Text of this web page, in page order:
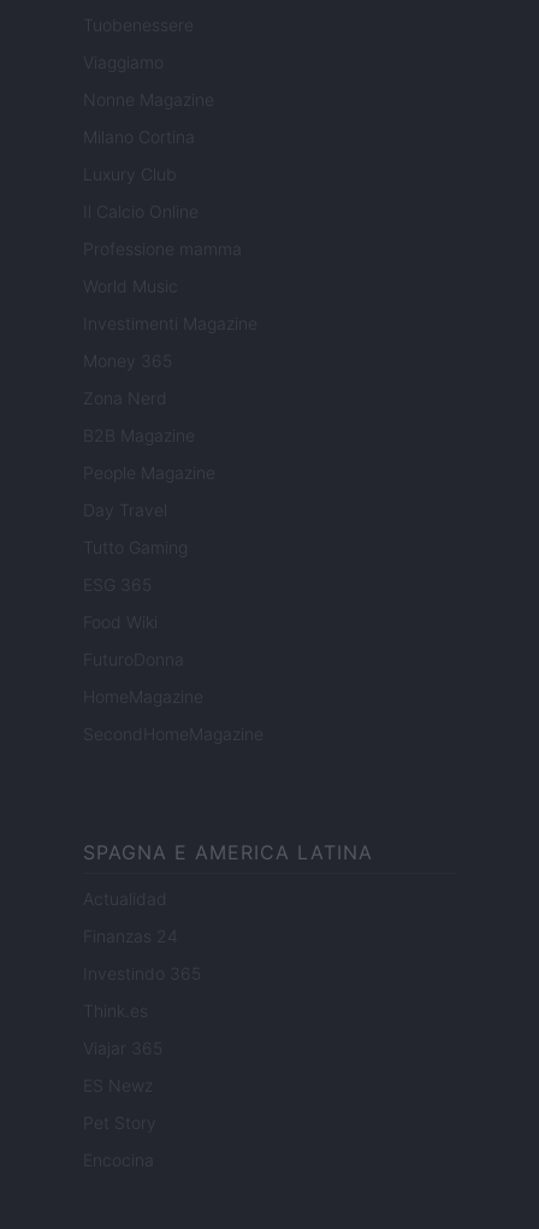
Tuobenessere
Viaggiamo
Nonne Magazine
Milano Cortina
Luxury Club
Il Calcio Online
Professione mamma
World Music
Investimenti Magazine
Money 365
Zona Nerd
B2B Magazine
People Magazine
Day Travel
Tutto Gaming
ESG 365
Food Wiki
FuturoDonna
HomeMagazine
SecondHomeMagazine
SPAGNA E AMERICA LATINA
Actualidad
Finanzas 24
Investindo 365
Think.es
Viajar 365
ES Newz
Encocina